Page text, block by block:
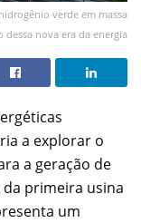
verde em massa
nova era da energia
a explorar o
a geração de
primeira usina
um